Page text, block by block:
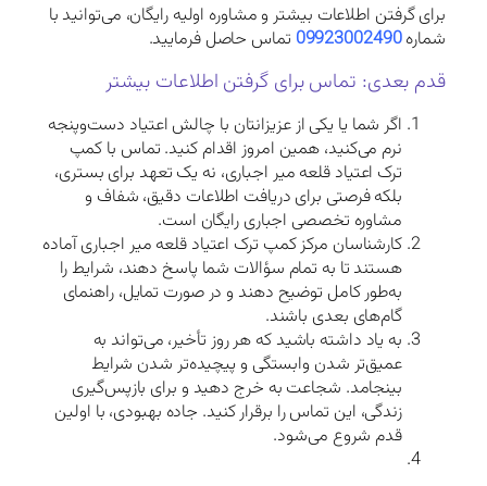
برای گرفتن اطلاعات بیشتر و مشاوره اولیه رایگان، می‌توانید با
شماره09923002490 تماس حاصل فرمایید.
قدم بعدی: تماس برای گرفتن اطلاعات بیشتر
اگر شما یا یکی از عزیزانتان با چالش اعتیاد دست‌و‌پنجه
نرم می‌کنید، همین امروز اقدام کنید. تماس با کمپ
ترک اعتیاد قلعه میر اجباری، نه یک تعهد برای بستری،
بلکه فرصتی برای دریافت اطلاعات دقیق، شفاف و
مشاوره تخصصی اجباری رایگان است.
کارشناسان مرکز کمپ ترک اعتیاد قلعه میر اجباری آماده
هستند تا به تمام سؤالات شما پاسخ دهند، شرایط را
به‌طور کامل توضیح دهند و در صورت تمایل، راهنمای
گام‌های بعدی باشند.
به یاد داشته باشید که هر روز تأخیر، می‌تواند به
عمیق‌تر شدن وابستگی و پیچیده‌تر شدن شرایط
بینجامد. شجاعت به خرج دهید و برای بازپس‌گیری
زندگی، این تماس را برقرار کنید. جاده بهبودی، با اولین
قدم شروع می‌شود.